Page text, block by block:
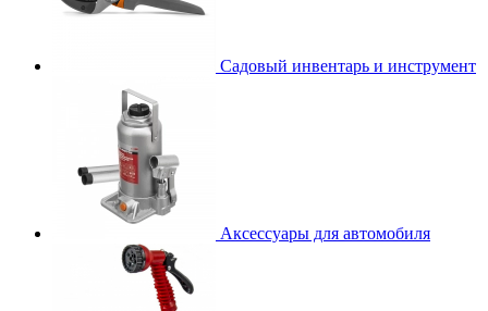
Садовый инвентарь и инструмент
Аксессуары для автомобиля